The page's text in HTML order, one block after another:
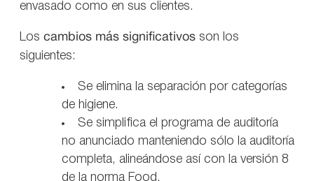
envasado como en sus clientes.
Los cambios más significativos son los
siguientes:
Se elimina la separación por categorías
de higiene.
Se simplifica el programa de auditoría
no anunciado manteniendo sólo la auditoría
completa, alineándose así con la versión 8
de la norma Food.